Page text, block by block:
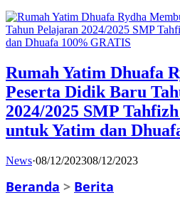
Rumah Yatim Dhuafa
Peserta Didik Baru
2024/2025 SMP
untuk Yatim dan
News·08/12/202308/12/2023
Beranda > Berita